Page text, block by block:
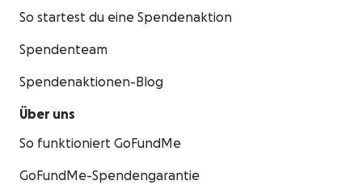
So startest du eine Spendenaktion
Spendenteam
Spendenaktionen-Blog
Über uns
So funktioniert GoFundMe
GoFundMe-Spendengarantie